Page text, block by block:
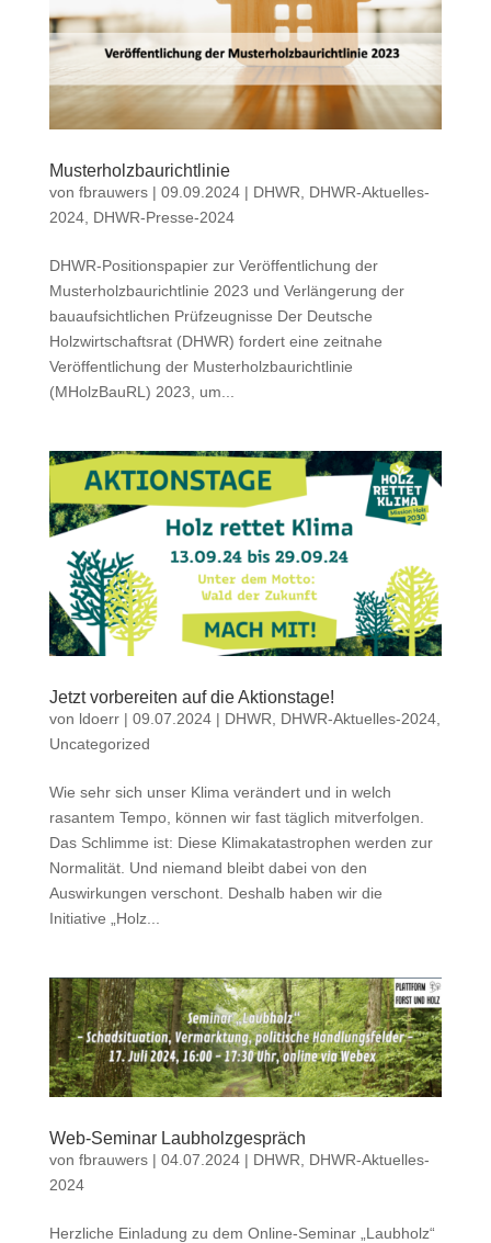
Musterholzbaurichtlinie
von fbrauwers| 09.09.2024| DHWR
DHWR-Aktuelles-
2024, DHWR-Presse-2024
DHWR-Positionspapier zur Veröffentlichung der
Musterholzbaurichtlinie 2023 und Verlängerung der
bauaufsichtlichen Prüfzeugnisse Der Deutsche
Holzwirtschaftsrat (DHWR) fordert eine zeitnahe
Veröffentlichung der Musterholzbaurichtlinie
(MHolzBauRL) 2023, um...
Jetzt vorbereiten auf die Aktionstage!
von ldoerr| 09.07.2024| DHWR, DHWR-Aktuelles-2024,
Uncategorized
Wie sehr sich unser Klima verändert und in welch
rasantem Tempo, können wir fast täglich mitverfolgen.
Das Schlimme ist: Diese Klimakatastrophen werden zur
Normalität. Und niemand bleibt dabei von den
Auswirkungen verschont. Deshalb haben wir die
Initiative „Holz...
Web-Seminar Laubholzgespräch
von fbrauwers| 04.07.2024| DHWR
DHWR-Aktuelles-
2024
Herzliche Einladung zu dem Online-Seminar „Laubholz“